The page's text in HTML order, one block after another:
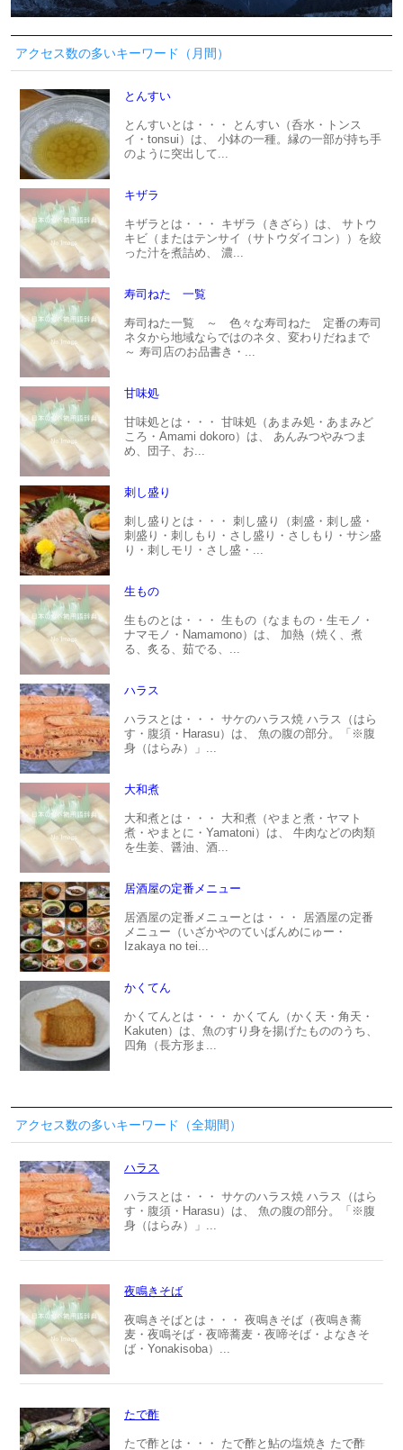
アクセス数の多いキーワード（月間）
とんすい
とんすいとは・・・ とんすい（呑水・トンス
イ・tonsui）は、 小鉢の一種。縁の一部が持ち手
のように突出して...
キザラ
キザラとは・・・ キザラ（きざら）は、 サトウ
キビ（またはテンサイ（サトウダイコン））を絞
った汁を煮詰め、 濃...
寿司ねた 一覧
寿司ねた一覧 ～ 色々な寿司ねた 定番の寿司
ネタから地域ならではのネタ、変わりだねまで
～ 寿司店のお品書き・...
甘味処
甘味処とは・・・ 甘味処（あまみ処・あまみど
ころ・Amami dokoro）は、 あんみつやみつま
め、団子、お...
刺し盛り
刺し盛りとは・・・ 刺し盛り（刺盛・刺し盛・
刺盛り・刺しもり・さし盛り・さしもり・サシ盛
り・刺しモリ・さし盛・...
生もの
生ものとは・・・ 生もの（なまもの・生モノ・
ナマモノ・Namamono）は、 加熱（焼く、煮
る、炙る、茹でる、...
ハラス
ハラスとは・・・ サケのハラス焼 ハラス（はら
す・腹須・Harasu）は、 魚の腹の部分。「※腹
身（はらみ）」...
大和煮
大和煮とは・・・ 大和煮（やまと煮・ヤマト
煮・やまとに・Yamatoni）は、 牛肉などの肉類
を生姜、醤油、酒...
居酒屋の定番メニュー
居酒屋の定番メニューとは・・・ 居酒屋の定番
メニュー（いざかやのていばんめにゅー・
Izakaya no tei...
かくてん
かくてんとは・・・ かくてん（かく天・角天・
Kakuten）は、魚のすり身を揚げたもののうち、
四角（長方形ま...
アクセス数の多いキーワード（全期間）
ハラス
ハラスとは・・・ サケのハラス焼 ハラス（はら
す・腹須・Harasu）は、 魚の腹の部分。「※腹
身（はらみ）」...
夜鳴きそば
夜鳴きそばとは・・・ 夜鳴きそば（夜鳴き蕎
麦・夜鳴そば・夜啼蕎麦・夜啼そば・よなきそ
ば・Yonakisoba）...
たで酢
たで酢とは・・・ たで酢と鮎の塩焼き たで酢